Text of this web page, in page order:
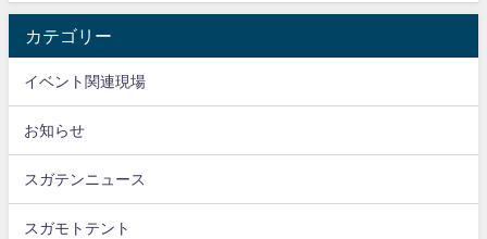
カテゴリー
イベント関連現場
お知らせ
スガテンニュース
スガモトテント